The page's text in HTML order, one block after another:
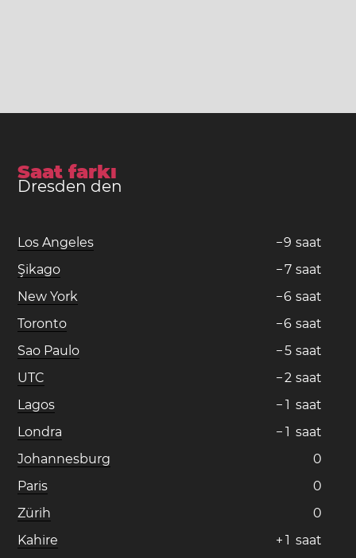
Saat farkı
Dresden den
Los Angeles −9 saat
Şikago
−7 saat
New York
−6 saat
Toronto
−6 saat
Sao Paulo
−5 saat
UTC
−2 saat
Lagos
− 1 saat
Londra
− 1 saat
Johannesburg
0
Paris
0
Zürih
0
Kahire
+ 1 saat